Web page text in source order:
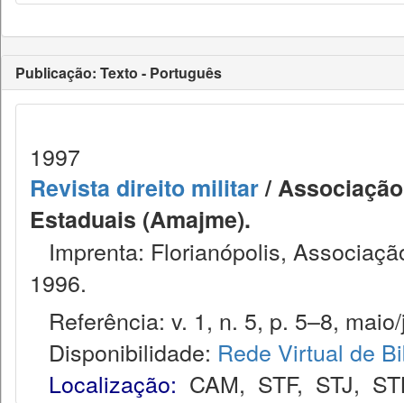
Publicação: Texto - Português
1997
Revista direito militar/
Estaduais (Amajme).
Imprenta: Florianópolis,
1996.
Referência: v. 1, n. 5, p. 5–8,
Disponibilidade: Rede Virtual de
Localização: CAM, STF, STJ,